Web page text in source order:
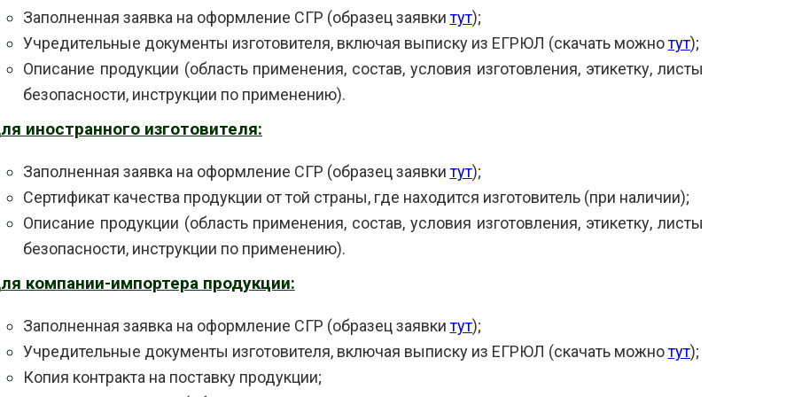
Заполненная заявка на оформление СГР (образец заявкитут);
Учредительные документы изготовителя, включая выписку из ЕГРЮЛ (скачать можнотут);
Описание продукции (область применения, состав, условия изготовления, этикетку, листы
безопасности, инструкции по применению).
иностранного изготовителя:
Заполненная заявка на оформление СГР (образец заявкитут);
Сертификат качества продукции от той страны, где находится изготовитель (при наличии);
Описание продукции (область применения, состав, условия изготовления, этикетку, листы
безопасности, инструкции по применению).
компании-импортера продукции:
Заполненная заявка на оформление СГР (образец заявкитут);
Учредительные документы изготовителя, включая выписку из ЕГРЮЛ (скачать можнотут);
Копия контракта на поставку продукции;